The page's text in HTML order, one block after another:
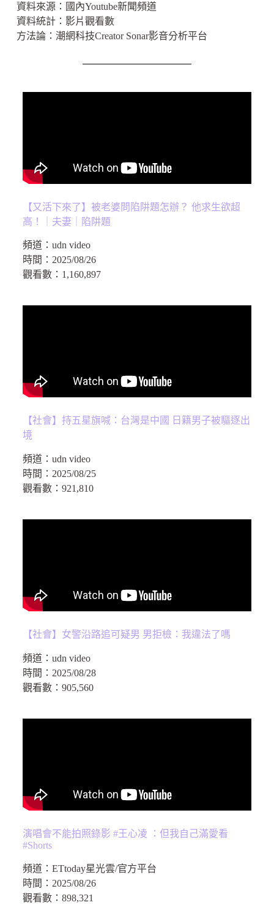
資料來源： 國內Youtube新聞頻道
資料統計：影片觀看數
方法論：潮網科技Creator Sonar影音分析平台
【又活下來了】被老婆問陷阱題怎辦？ 他求生欲超
高！｜夫妻｜陷阱題
頻道： udn video
時間： 2025/08/26
觀看數： 1,160,897
【社會】持五星旗喊：台灣是中國 日籍男子被驅逐出
境
頻道： udn video
時間： 2025/08/25
觀看數： 921,810
【社會】女警沿路追可疑男 男拒檢：我違法了嗎
頻道： udn video
時間： 2025/08/28
觀看數： 905,560
演唱會不能拍照錄影 #王心凌 ：但我自己滿愛看
#Shorts
頻道： ETtoday星光雲/官方平台
時間： 2025/08/26
觀看數： 898,321